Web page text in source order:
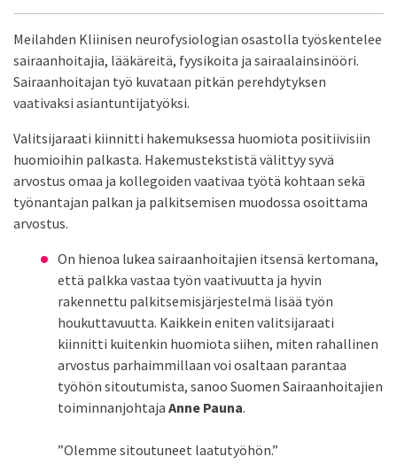
Meilahden Kliinisen neurofysiologian osastolla työskentelee
sairaanhoitajia, lääkäreitä, fyysikoita ja sairaalainsinööri.
Sairaanhoitajan työ kuvataan pitkän perehdytyksen
vaativaksi asiantuntijatyöksi.
Valitsijaraati kiinnitti hakemuksessa huomiota positiivisiin
huomioihin palkasta. Hakemustekstistä välittyy syvä
arvostus omaa ja kollegoiden vaativaa työtä kohtaan sekä
työnantajan palkan ja palkitsemisen muodossa osoittama
arvostus.
On hienoa lukea sairaanhoitajien itsensä kertomana,
että palkka vastaa työn vaativuutta ja hyvin
rakennettu palkitsemisjärjestelmä lisää työn
houkuttavuutta. Kaikkein eniten valitsijaraati
kiinnitti kuitenkin huomiota siihen, miten rahallinen
arvostus parhaimmillaan voi osaltaan parantaa
työhön sitoutumista, sanoo Suomen Sairaanhoitajien
toiminnanjohtaja Anne Pauna.
”Olemme sitoutuneet laatutyöhön.”